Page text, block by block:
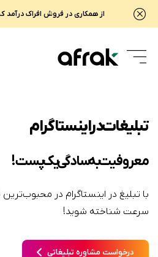
از همکاری در فروش افراک درآمد
تبلیغات در اینستاگرام
معروفیت به سادگی یک پست!
با تبلیغ در اینستاگرام در
سرعت شناخته شوید!
درخواست مشاوره تبلیغاتی